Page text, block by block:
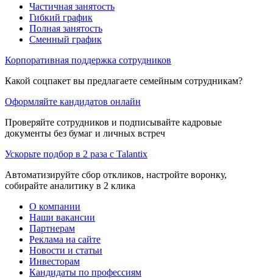
Частичная занятость
Гибкий график
Полная занятость
Сменный график
Корпоративная поддержка сотрудников
Какой соцпакет вы предлагаете семейным сотрудникам?
Оформляйте кандидатов онлайн
Проверяйте сотрудников и подписывайте кадровые
документы без бумаг и личных встреч
Ускорьте подбор в 2 раза с Talantix
Автоматизируйте сбор откликов, настройте воронку,
собирайте аналитику в 2 клика
О компании
Наши вакансии
Партнерам
Реклама на сайте
Новости и статьи
Инвесторам
Кандидаты по профессиям